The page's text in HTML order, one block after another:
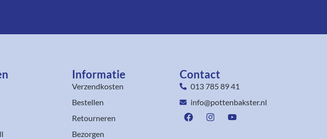
Informatie
Verzendkosten
Bestellen
Retourneren
Bezorgen
Contact
013 785 89 41
info@pottenbakster.nl